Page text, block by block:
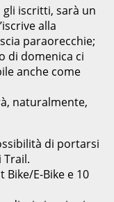
gli iscritti, sarà un
alla
paraorecchie;
di domenica ci
anche come
naturalmente,
di portarsi
Trail.
Bike/E-Bike e 10